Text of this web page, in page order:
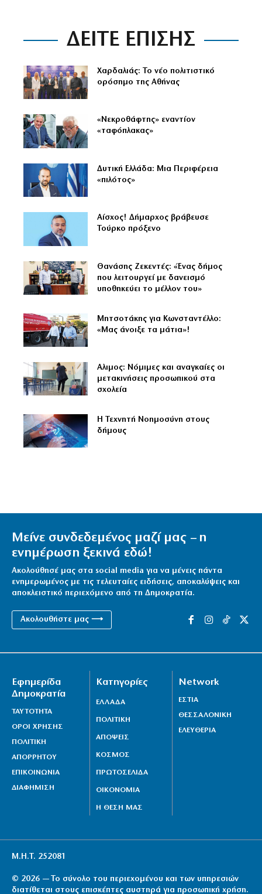
ΔΕΙΤΕ ΕΠΙΣΗΣ
Χαρδαλιάς: Το νέο πολιτιστικό
ορόσημο της Αθήνας
«Νεκροθάφτης» εναντίον
«ταφόπλακας»
Δυτική Ελλάδα: Μια Περιφέρεια
«πιλότος»
Αίσχος! Δήμαρχος βράβευσε
Τούρκο πρόξενο
Θανάσης Ζεκεντές: «Ένας δήμος
που λειτουργεί με δανεισμό
υποθηκεύει το μέλλον του»
Μητσοτάκης για Κωνσταντέλλο:
«Μας άνοιξε τα μάτια»!
Αλιμος: Νόμιμες και αναγκαίες οι
μετακινήσεις προσωπικού στα
σχολεία
Η Τεχνητή Νοημοσύνη στους
δήμους
Μείνε συνδεδεμένος μαζί μας – η
ενημέρωση ξεκινά εδώ!
Ακολούθησέ μας στα social media για να μένεις πάντα
ενημερωμένος με τις τελευταίες ειδήσεις, αποκαλύψεις και
αποκλειστικό περιεχόμενο από τη Δημοκρατία.
Ακολουθήστε μας ⟶
Εφημερίδα
Δημοκρατία
ΤΑΥΤΟΤΗΤΑ
ΟΡΟΙ ΧΡΗΣΗΣ
ΠΟΛΙΤΙΚΗ
ΑΠΟΡΡΗΤΟΥ
ΕΠΙΚΟΙΝΩΝΙΑ
ΔΙΑΦΗΜΙΣΗ
Κατηγορίες
ΕΛΛΑΔΑ
ΠΟΛΙΤΙΚΗ
ΑΠΟΨΕΙΣ
ΚΟΣΜΟΣ
ΠΡΩΤΟΣΕΛΙΔΑ
ΟΙΚΟΝΟΜΙΑ
Η ΘΕΣΗ ΜΑΣ
Network
ΕΣΤΙΑ
ΘΕΣΣΑΛΟΝΙΚΗ
ΕΛΕΥΘΕΡΙΑ
Μ.Η.Τ. 252081
© 2026 — Το σύνολο του περιεχομένου και των υπηρεσιών
διατίθεται στους επισκέπτες αυστηρά για προσωπική χρήση.